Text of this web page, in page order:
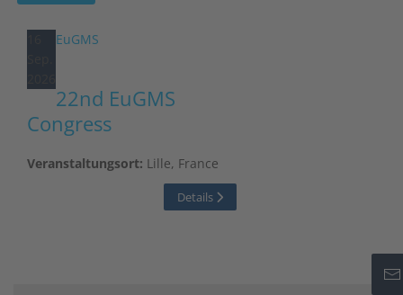
EuGMS
22nd EuGMS
Congress
Veranstaltungsort: Lille, France
Details